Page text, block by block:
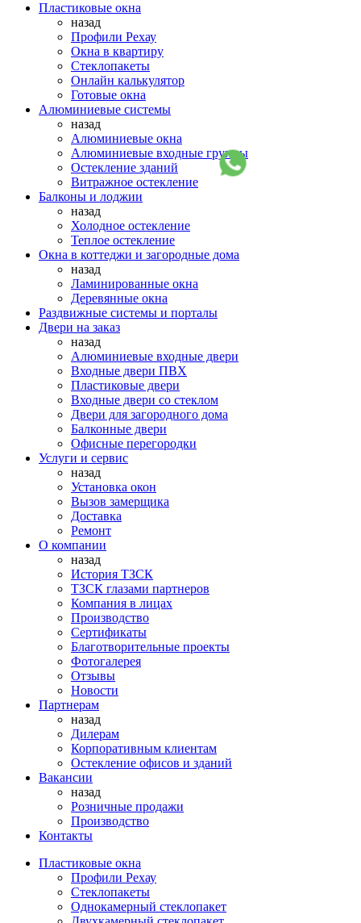
Пластиковые окна
назад
Профили Рехау
Окна в квартиру
Стеклопакеты
Онлайн калькулятор
Готовые окна
Алюминиевые системы
назад
Алюминиевые окна
Алюминиевые входные группы
Остекление зданий
Витражное остекление
Балконы и лоджии
назад
Холодное остекление
Теплое остекление
Окна в коттеджи и загородные дома
назад
Ламинированные окна
Деревянные окна
Раздвижные системы и порталы
Двери на заказ
назад
Алюминиевые входные двери
Входные двери ПВХ
Пластиковые двери
Входные двери со стеклом
Двери для загородного дома
Балконные двери
Офисные перегородки
Услуги и сервис
назад
Установка окон
Вызов замерщика
Доставка
Ремонт
О компании
назад
История ТЗСК
ТЗСК глазами партнеров
Компания в лицах
Производство
Сертификаты
Благотворительные проекты
Фотогалерея
Отзывы
Новости
Партнерам
назад
Дилерам
Корпоративным клиентам
Остекление офисов и зданий
Вакансии
назад
Розничные продажи
Производство
Контакты
Пластиковые окна
Профили Рехау
Стеклопакеты
Однокамерный стеклопакет